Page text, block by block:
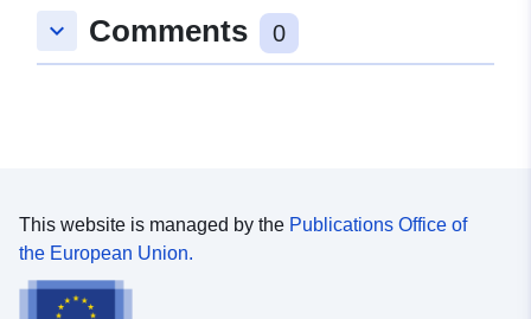
keyboard_arrow_down Comments 0
This website is managed by the Publications Office of
the European Union.